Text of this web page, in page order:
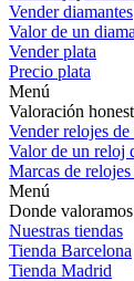
Vender diamantes
Valor de un
Vender plata
Precio plata
Menú
Valoración
Vender relojes de
Valor de un reloj
Marcas de
Menú
Donde
Nuestras tiendas
Tienda Barcelona
Tienda Madrid